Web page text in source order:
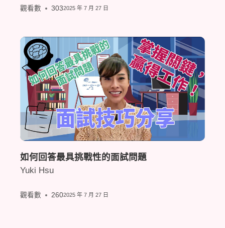
觀看數 3032025 年 7 月 27 日
如何回答最具挑戰性的面試問題
Yuki Hsu
觀看數 2602025 年 7 月 27 日